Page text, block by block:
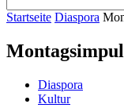
Startseite Diaspora
Diaspora
Kultur